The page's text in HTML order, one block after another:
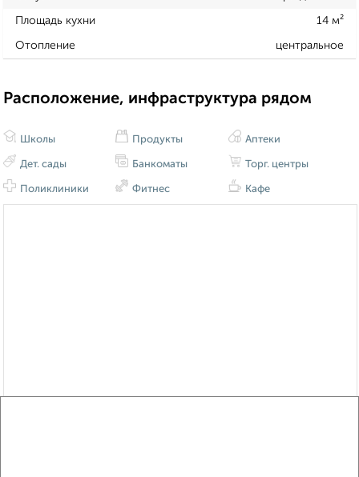
Площадь кухни 14 м²
Отопление центральное
Расположение, инфраструктура рядом
Школы
Дет. сады
Поликлиники
Продукты
Банкоматы
Фитнес
Аптеки
Торг. центры
Кафе